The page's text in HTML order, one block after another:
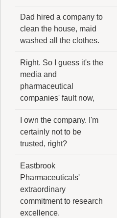
Dad hired a company to
clean the house, maid
washed all the clothes.
Right. So I guess it's the
media and
pharmaceutical
companies' fault now,
I own the company. I'm
certainly not to be
trusted, right?
Eastbrook
Pharmaceuticals'
extraordinary
commitment to research
excellence.